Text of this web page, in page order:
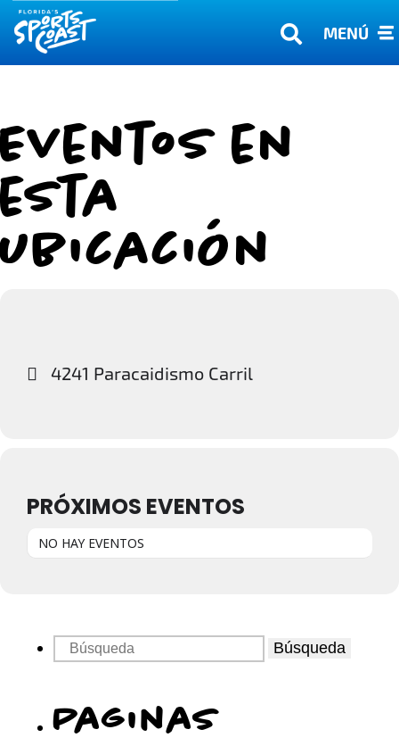
MENÚ
Eventos en
esta
ubicación
4241 Paracaidismo Carril
PRÓXIMOS EVENTOS
NO HAY EVENTOS
Búsqueda
Paginas